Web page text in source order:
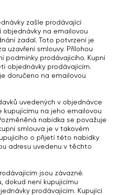
zašle prodávající
objednávky na emailovou
zadal. Toto potvrzení je
uzavření smlouvy. Přílohou
podmínky prodávajícího. Kupní
objednávky prodávajícím.
doručeno na emailovou
uvedených v objednávce
kupujícímu na jeho emailovou
nabídka se považuje
smlouva je v takovém
o přijetí této nabídky
adresu uvedenu v těchto
jsou závazné.
dokud není kupujícímu
prodávajícím. Kupující